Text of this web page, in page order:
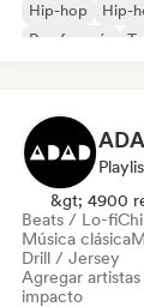
Hip-hop
Hip-
Rap francés
&gt; 4900
Beats / Lo-fi
Música clásica
Drill / Jersey
Agregar
impacto